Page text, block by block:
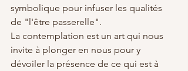
symbolique pour infuser les qualités
de "l'être passerelle".
La contemplation est un art qui nous
invite à plonger en nous pour y
dévoiler la présence de ce qui est à